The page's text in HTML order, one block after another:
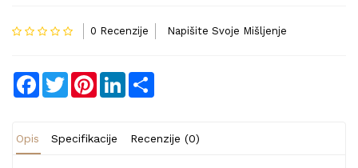
0 Recenzije Napišite Svoje Mišljenje
Facebook
TwitterPinterestLinkedIn
Opis Specifikacije Recenzije (0)